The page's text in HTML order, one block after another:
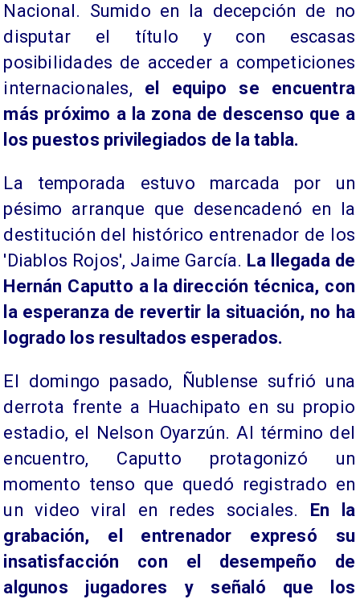
Nacional. Sumido en la decepción de no
disputar el título y con escasas
posibilidades de acceder a competiciones
internacionales, el equipo se encuentra
más próximo a la zona de descenso que a
los puestos privilegiados de la tabla.
La temporada estuvo marcada por un
pésimo arranque que desencadenó en la
destitución del histórico entrenador de los
'Diablos Rojos', Jaime García. La llegada de
Hernán Caputto a la dirección técnica, con
la esperanza de revertir la situación, no ha
logrado los resultados esperados.
El domingo pasado, Ñublense sufrió una
derrota frente a Huachipato en su propio
estadio, el Nelson Oyarzún. Al término del
encuentro, Caputto protagonizó un
momento tenso que quedó registrado en
un video viral en redes sociales.
En la
grabación, el entrenador expresó su
insatisfacción con el desempeño de
algunos jugadores y señaló que los